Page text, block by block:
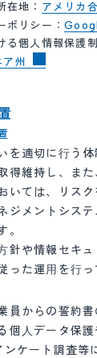
在地： アメリカ
ポリシー：
る個人情報保護
州
を適切に⾏う
得維持し、ま
いては、リス
ジメントシス
。
針や情報セキ
った運⽤を⾏っ
員からの誓約
個⼈データ保
ケート調査等